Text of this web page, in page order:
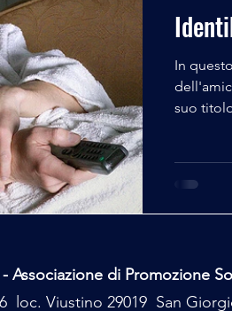
In
suo
sincera
Associazione di Promozione
loc. Viustino 29019 San